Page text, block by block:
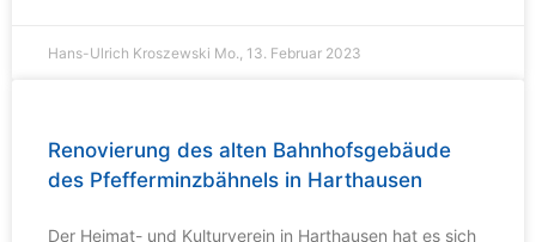
Hans-Ulrich Kroszewski Mo., 13. Februar 2023
Renovierung des alten Bahnhofsgebäude
des Pfefferminzbähnels in Harthausen
Der Heimat- und Kulturverein in Harthausen hat es sich